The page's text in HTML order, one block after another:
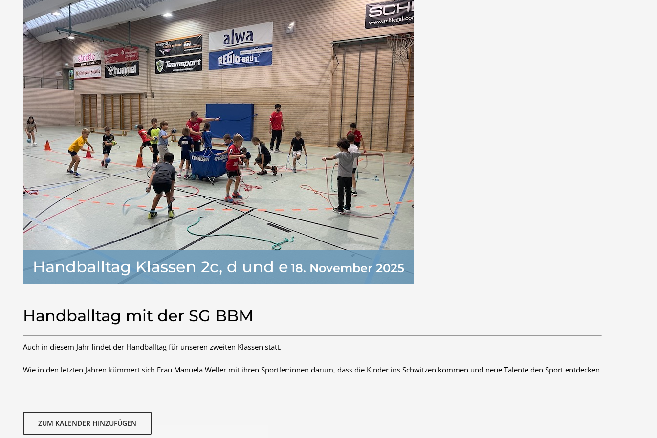
Handballtag Klassen 2c, d und e 18. November 2025
Handballtag mit der SG BBM
Auch in diesem Jahr findet der Handballtag für unseren zweiten Klassen statt.
Wie in den letzten Jahren kümmert sich Frau Manuela Weller mit ihren Sportler:innen darum, dass die Kinder ins Schwitzen kommen und neue Talente den Sport entdecken.
ZUM KALENDER HINZUFÜGEN